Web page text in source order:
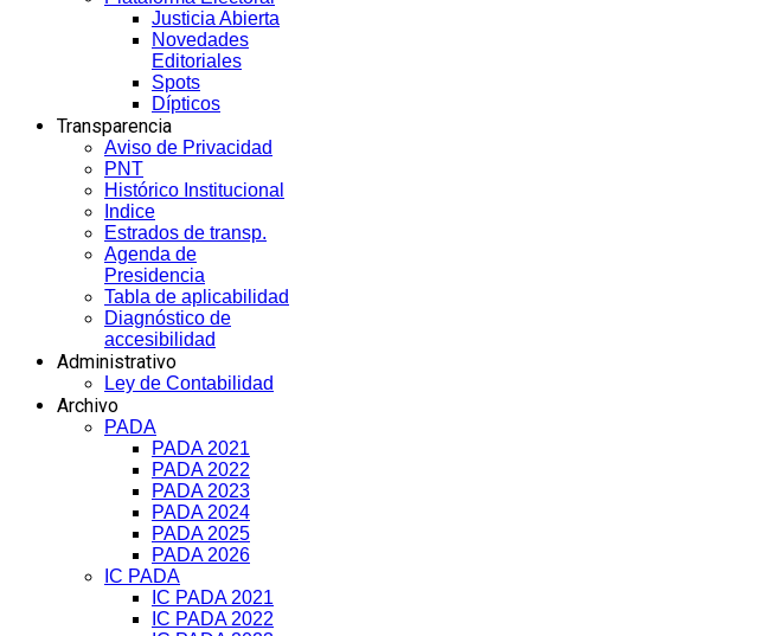
Justicia Abierta
Novedades
Editoriales
Spots
Dípticos
Transparencia
Aviso de Privacidad
PNT
Histórico Institucional
Indice
Estrados de transp.
Agenda de
Presidencia
Tabla de aplicabilidad
Diagnóstico de
accesibilidad
Administrativo
Ley de Contabilidad
Archivo
PADA
PADA 2021
PADA 2022
PADA 2023
PADA 2024
PADA 2025
PADA 2026
IC PADA
IC PADA 2021
IC PADA 2022